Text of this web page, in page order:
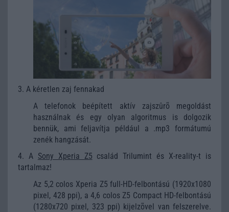
3. A kéretlen zaj fennakad
A telefonok beépített aktív zajszûrõ megoldást
használnak és egy olyan algoritmus is dolgozik
bennük, ami feljavítja például a .mp3 formátumú
zenék hangzását.
4. A Sony Xperia Z5 család Trilumint és X-reality-t is
tartalmaz!
Az 5,2 colos Xperia Z5 full-HD-felbontású (1920x1080
pixel, 428 ppi), a 4,6 colos Z5 Compact HD-felbontású
(1280x720 pixel, 323 ppi) kijelzõvel van felszerelve.